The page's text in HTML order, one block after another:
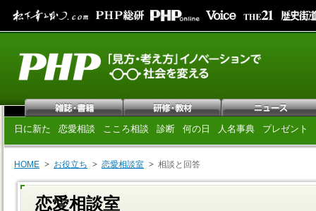
日に新た 恋愛相談 こころ相談 診断 何の日 人名事典 プレゼント
HOME お役立ち 恋愛相談室 相談と回答
恋愛相談室